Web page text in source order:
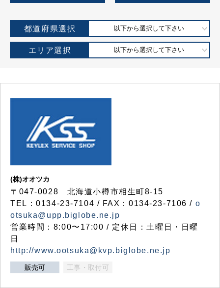
都道府県選択 以下から選択して下さい
エリア選択 以下から選択して下さい
(株)オオツカ
〒047-0028 北海道小樽市相生町8-15
TEL：0134-23-7104 / FAX：0134-23-7106 / o
otsuka@upp.biglobe.ne.jp
営業時間：8:00〜17:00 / 定休日：土曜日・日曜
日
http://www.ootsuka@kvp.biglobe.ne.jp
販売可 工事・取付可